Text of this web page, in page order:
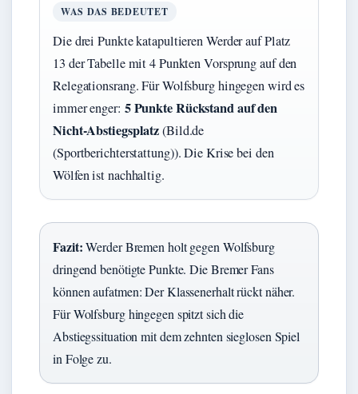
WAS DAS BEDEUTET
Die drei Punkte katapultieren Werder auf Platz
13 der Tabelle mit 4 Punkten Vorsprung auf den
Relegationsrang. Für Wolfsburg hingegen wird es
immer enger: 5 Punkte Rückstand auf den
Nicht-Abstiegsplatz(Bild.de
(Sportberichterstattung)). Die Krise bei den
Wölfen ist nachhaltig.
Fazit:Werder Bremen holt gegen Wolfsburg
dringend benötigte Punkte. Die Bremer Fans
können aufatmen: Der Klassenerhalt rückt näher.
Für Wolfsburg hingegen spitzt sich die
Abstiegssituation mit dem zehnten sieglosen Spiel
in Folge zu.